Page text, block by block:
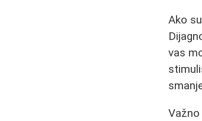
Ako
vas